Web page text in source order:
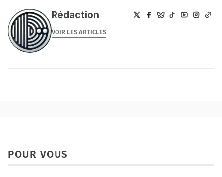
Rédaction
VOIR LES ARTICLES
POUR VOUS